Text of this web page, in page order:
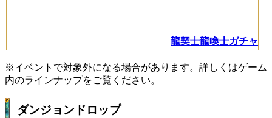
龍契士龍喚士ガチャ
※イベントで対象外になる場合があります。詳しくはゲーム
内のラインナップをご覧ください。
ダンジョンドロップ